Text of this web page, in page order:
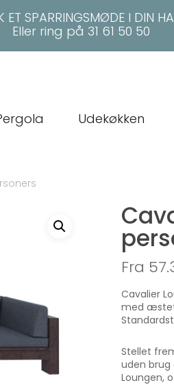
ET SPARRINGSMØDE I DIN
Eller ring på 31 61 50 50
Udekøkken
Fra
Cavalier
med
Stellet
uden
Loungen,